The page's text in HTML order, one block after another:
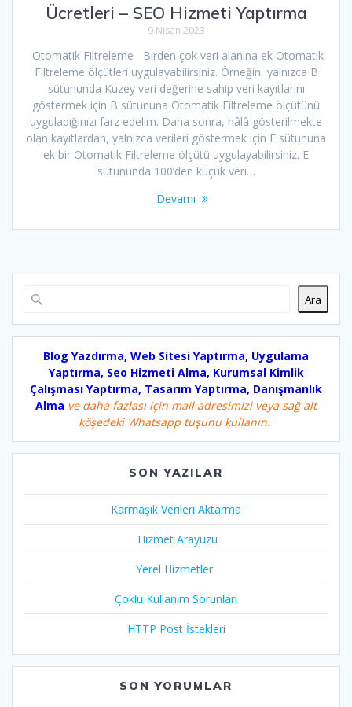
Ücretleri – SEO Hizmeti Yaptırma
9 Nisan 2023
Otomatik Filtreleme Birden çok veri alanına ek Otomatik
Filtreleme ölçütleri uygulayabilirsiniz. Örneğin, yalnızca B
sütununda Kuzey veri değerine sahip veri kayıtlarını
göstermek için B sütununa Otomatik Filtreleme ölçütünü
uyguladığınızı farz edelim. Daha sonra, hâlâ gösterilmekte
olan kayıtlardan, yalnızca verileri göstermek için E sütununa
ek bir Otomatik Filtreleme ölçütü uygulayabilirsiniz. E
sütununda 100’den küçük veri…
Devamı
Ara
Blog Yazdırma, Web Sitesi Yaptırma, Uygulama
Yaptırma, Seo Hizmeti Alma, Kurumsal Kimlik
Çalışması Yaptırma, Tasarım Yaptırma, Danışmanlık
Alma ve daha fazlası için mail adresimizi veya sağ alt
köşedeki Whatsapp tuşunu kullanın.
SON YAZILAR
Karmaşık Verileri Aktarma
Hizmet Arayüzü
Yerel Hizmetler
Çoklu Kullanım Sorunları
HTTP Post İstekleri
SON YORUMLAR